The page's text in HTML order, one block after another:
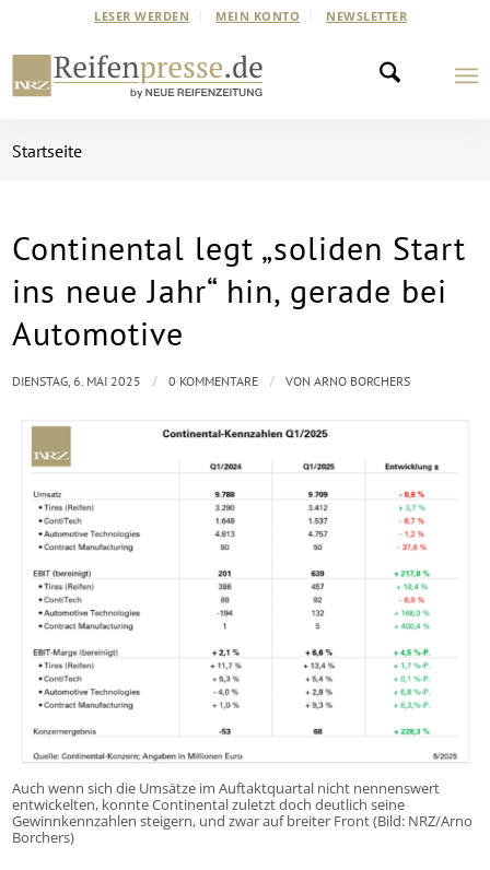
LESER WERDEN MEIN KONTO NEWSLETTER
Startseite
Continental legt „soliden Start
ins neue Jahr“ hin, gerade bei
Automotive
Auch wenn sich die Umsätze im Auftaktquartal nicht nennenswert
entwickelten, konnte Continental zuletzt doch deutlich seine
Gewinnkennzahlen steigern, und zwar auf breiter Front (Bild: NRZ/Arno
Borchers)
DIENSTAG, 6. MAI 2025 / 0 KOMMENTARE / VONARNO BORCHERS